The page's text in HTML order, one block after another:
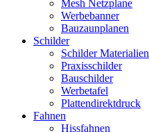
Mesh Netzplane
Werbebanner
Bauzaunplanen
Schilder
Schilder Materialien
Praxisschilder
Bauschilder
Werbetafel
Plattendirektdruck
Fahnen
Hissfahnen